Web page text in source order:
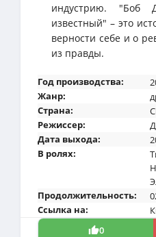
индустрию. "Боб
известный" – это
верности себе и о
из правды.
Год производства:
Жанр:
Страна:
Режиссер:
Дата выхода:
В ролях:
Продолжительность:
Ссылка на:
0